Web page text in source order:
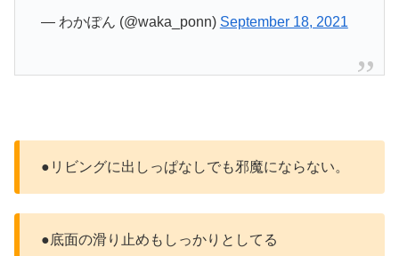
— わかぽん (@waka_ponn) September 18, 2021
●リビングに出しっぱなしでも邪魔にならない。
●底面の滑り止めもしっかりとしてる